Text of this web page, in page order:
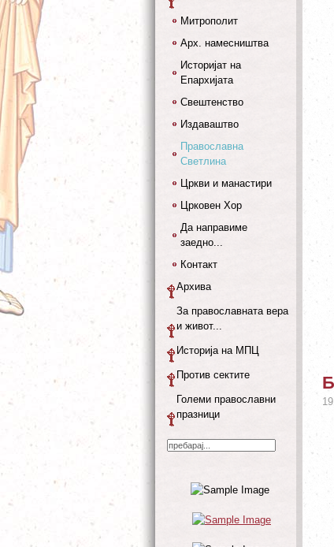
Митрополит
Арх. намесништва
Историјат на
Епархијата
Свештенство
Издаваштво
Православна
Светлина
Цркви и манастири
Црковен Хор
Да направиме
заедно...
Контакт
Архива
За православната вера
и живот...
Историја на МПЦ
Против сектите
Големи православни
празници